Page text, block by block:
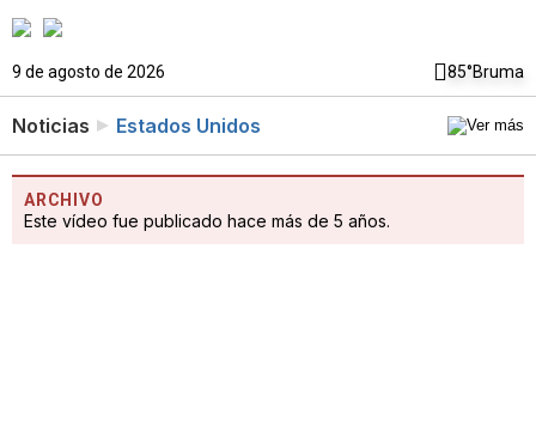
9 de agosto de 2026 85°Bruma
Noticias Estados Unidos
ARCHIVO
Este vídeo fue publicado hace más de 5 años.